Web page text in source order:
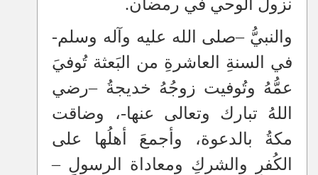
نزولُ الوحي في رمضان.
والنبيُّ–صلى الله عليه وآله وسلم-
في السنةِ العاشرةِ من البَعثة تُوفيَ
عمُّهُ وتُوفيت زوجُهُ خديجةُ–رضي
اللهُ تبارك وتعالى عنها-، وضاقت
مكةُ بالدعوة، وأجمعَ أهلُها على
الكُفرِ والشركِ ومعاداة الرسولِ–